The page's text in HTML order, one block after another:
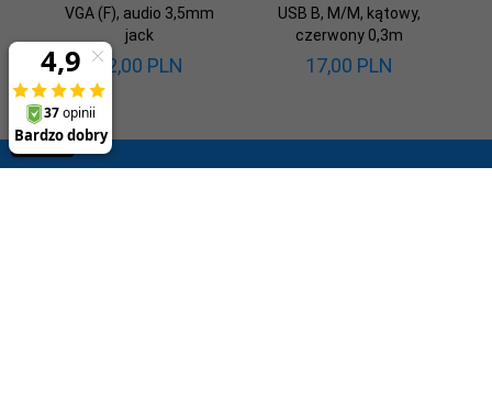
VGA (F), audio 3,5mm
jack
42,00 PLN
USB B, M/M, kątowy,
czerwony 0,3m
17,00 PLN